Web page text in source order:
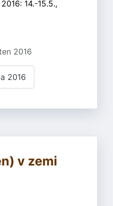
14.-15.5.,
2016
2016
v zemi